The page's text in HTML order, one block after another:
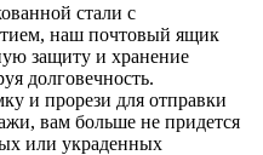
стали с
наш почтовый ящик
защиту и хранение
долговечность.
и прорези для отправки
вам больше не придется
или украденных